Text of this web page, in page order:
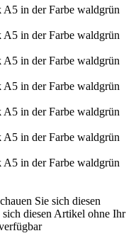
Sie sich diesen
sich diesen Artikel ohne Ihr